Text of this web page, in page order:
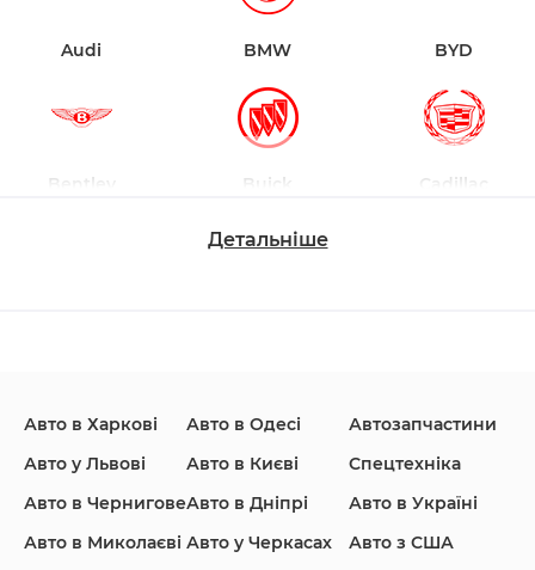
Audi BMW BYD
Bentley Buick Cadillac
Honda Hyundai
Детальніше
Авто в Харкові
Авто у Львові
Авто в Чернигове
Авто в Миколаєві
Авто в Одесі
Авто в Києві
Авто в Дніпрі
Авто у Черкасах
Автозапчастини
Спецтехніка
Авто в Україні
Авто з США